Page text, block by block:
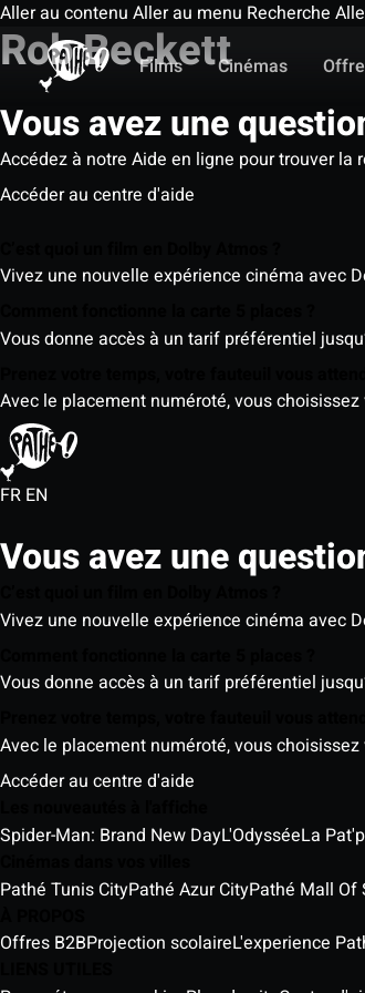
Aller au contenu Aller au menu Recherche
Films
Cinémas
Rob Beckett
Vous avez une
Accédez à notre Aide en ligne pour trouver la
Accéder au centre d'aide
Vivez une nouvelle expérience cinéma avec
Vous donne accès à un tarif préférentiel
Avec le placement numéroté, vous
FR EN
Vous avez une
Vivez une nouvelle expérience cinéma avec
Vous donne accès à un tarif préférentiel
Avec le placement numéroté, vous
Accéder au centre d'aide
Spider-Man: Brand New DayL'OdysséeLa
Pathé Tunis CityPathé Azur CityPathé Mall Of
Offres B2BProjection scolaireL'experience